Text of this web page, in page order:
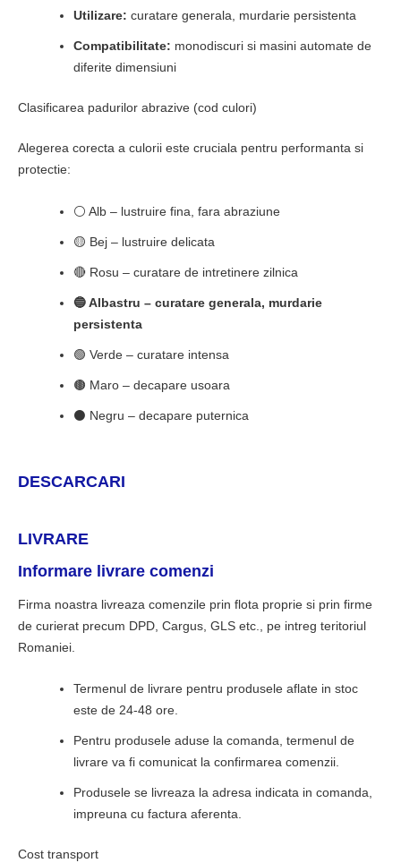
Utilizare: curatare generala, murdarie persistenta
Compatibilitate: monodiscuri si masini automate de
diferite dimensiuni
Clasificarea padurilor abrazive (cod culori)
Alegerea corecta a culorii este cruciala pentru performanta si
protectie:
⚪ Alb – lustruire fina, fara abraziune
🟡 Bej – lustruire delicata
🔴 Rosu – curatare de intretinere zilnica
🔵 Albastru – curatare generala, murdarie
persistenta
🟢 Verde – curatare intensa
🟤 Maro – decapare usoara
⚫ Negru – decapare puternica
DESCARCARI
LIVRARE
Informare livrare comenzi
Firma noastra livreaza comenzile prin flota proprie si prin firme
de curierat precum DPD Cargus GLS etc., pe intreg teritoriul
Romaniei.
Termenul de livrare pentru produsele aflate in stoc
este de 24-48 ore.
Pentru produsele aduse la comanda, termenul de
livrare va fi comunicat la confirmarea comenzii.
Produsele se livreaza la adresa indicata in comanda,
impreuna cu factura aferenta.
Cost transport